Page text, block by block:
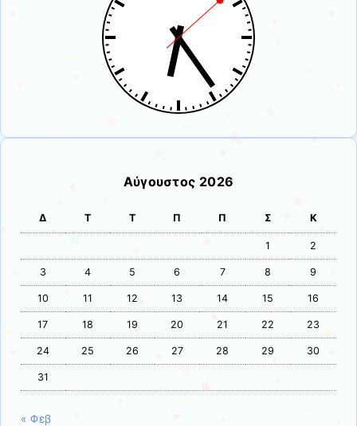
Αύγουστος 2026
Δ Τ Τ Π Π Σ Κ
1 2
3 4 5 6 7 8 9
10 11 12 13 14 15 16
17 18 19 20 21 22 23
24 25 26 27 28 29 30
31
« Φεβ